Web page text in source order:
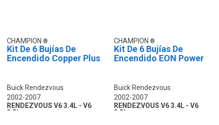
CHAMPION
Kit De 6 Bujías De
Encendido Copper Plus
Buick Rendezvous
2002-2007
RENDEZVOUS V6 3.4L - V6
3.5L
CHAMPION
Kit De 6 Bujías De
Encendido EON Power
Buick Rendezvous
2002-2007
RENDEZVOUS V6 3.4L - V6
3.5L